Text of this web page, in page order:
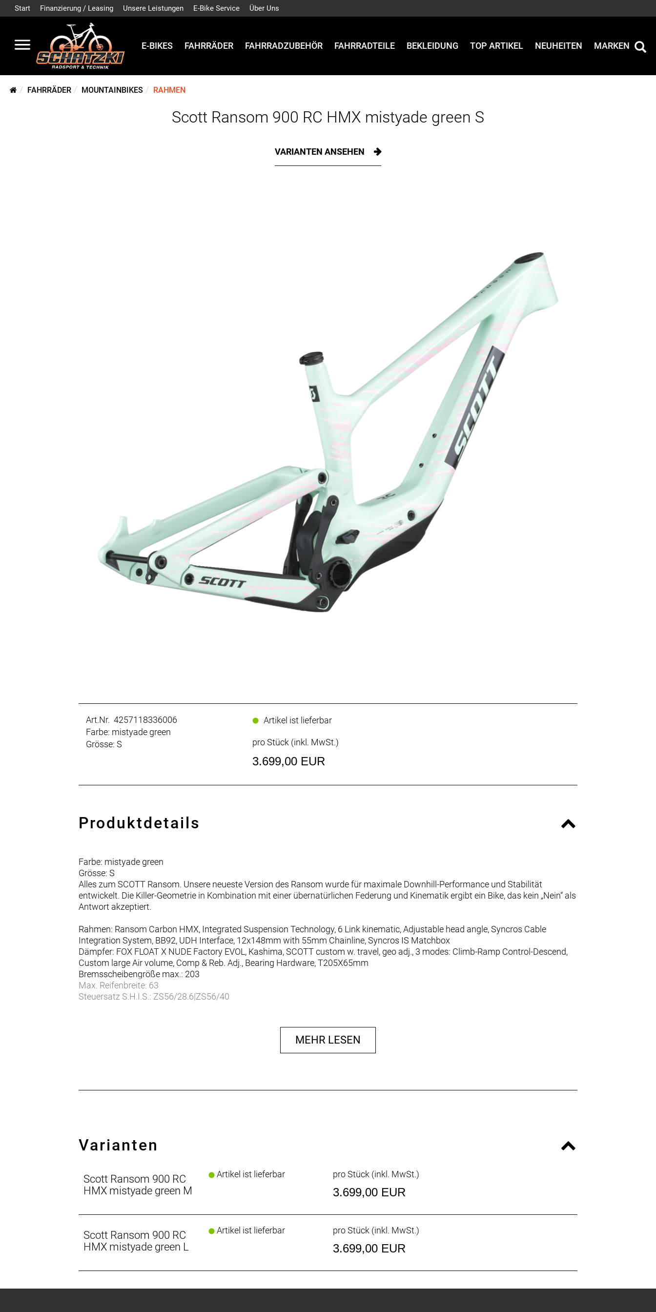
Start Finanzierung / Leasing Unsere Leistungen E-Bike Service Über Uns
E-BIKES FAHRRÄDER FAHRRADZUBEHÖR FAHRRADTEILE BEKLEIDUNG TOP ARTIKEL NEUHEITEN MARKEN
FAHRRÄDER MOUNTAINBIKES RAHMEN
Scott Ransom 900 RC HMX mistyade green S
VARIANTEN ANSEHEN
Art.Nr. 4257118336006
Farbe: mistyade green
Grösse: S
Artikel ist lieferbar
pro Stück (inkl. MwSt.)
3.699,00 EUR
Produktdetails
Farbe: mistyade green
Grösse: S
Alles zum SCOTT Ransom. Unsere neueste Version des Ransom wurde für maximale Downhill-Performance und Stabilität
entwickelt. Die Killer-Geometrie in Kombination mit einer übernatürlichen Federung und Kinematik ergibt ein Bike, das kein „Nein“ als
Antwort akzeptiert.
Rahmen: Ransom Carbon HMX, Integrated Suspension Technology, 6 Link kinematic, Adjustable head angle, Syncros Cable
Integration System, BB92, UDH Interface, 12x148mm with 55mm Chainline, Syncros IS Matchbox
Dämpfer: FOX FLOAT X NUDE Factory EVOL, Kashima, SCOTT custom w. travel, geo adj., 3 modes: Climb-Ramp Control-Descend,
Custom large Air volume, Comp & Reb. Adj., Bearing Hardware, T205X65mm
Bremsscheibengröße max.: 203
Max. Reifenbreite: 63
Steuersatz S.H.I.S.: ZS56/28.6|ZS56/40
MEHR LESEN
Varianten
Scott Ransom 900 RC
HMX mistyade green M
Artikel ist lieferbar pro Stück (inkl. MwSt.)
3.699,00 EUR
Scott Ransom 900 RC
HMX mistyade green L
Artikel ist lieferbar pro Stück (inkl. MwSt.)
3.699,00 EUR